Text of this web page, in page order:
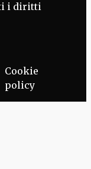
i diritti
Cookie
policy